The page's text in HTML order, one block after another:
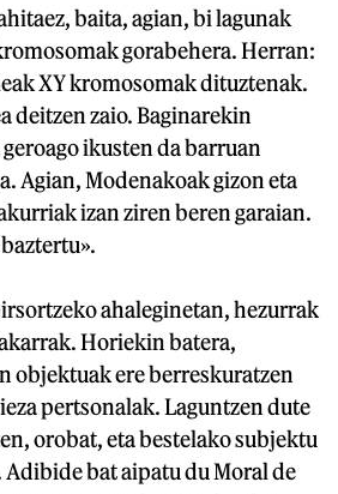
baita, agian, bi lagunak
gorabehera. Herran:
XY kromosomak dituztenak.
deitzen zaio. Baginarekin
ikusten da barruan
Agian, Modenakoak gizon eta
izan ziren beren garaian.
ahaleginetan, hezurrak
Horiekin batera,
objektuak ere berreskuratzen
pertsonalak. Laguntzen dute
orobat, eta bestelako subjektu
bat aipatu du Moral de